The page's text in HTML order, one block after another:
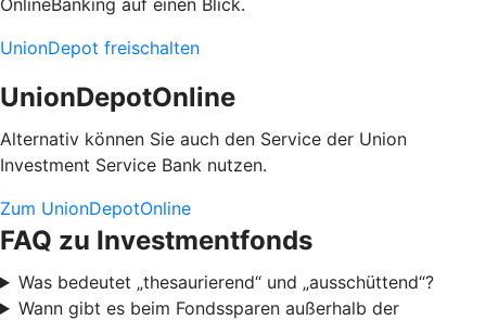
UnionDepot freischalten
UnionDepotOnline
Alternativ können Sie auch den Service der Union
Investment Service Bank nutzen.
Zum UnionDepotOnline
FAQ zu Investmentfonds
Was bedeutet „thesaurierend“ und „ausschüttend“?
Wann gibt es beim Fondssparen außerhalb der